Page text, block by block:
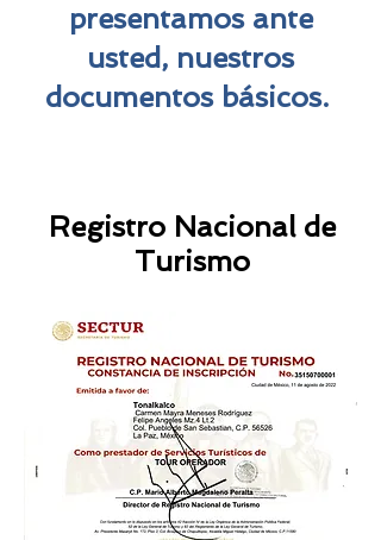
presentamos ante
usted, nuestros
documentos básicos.
Registro Nacional de
Turismo